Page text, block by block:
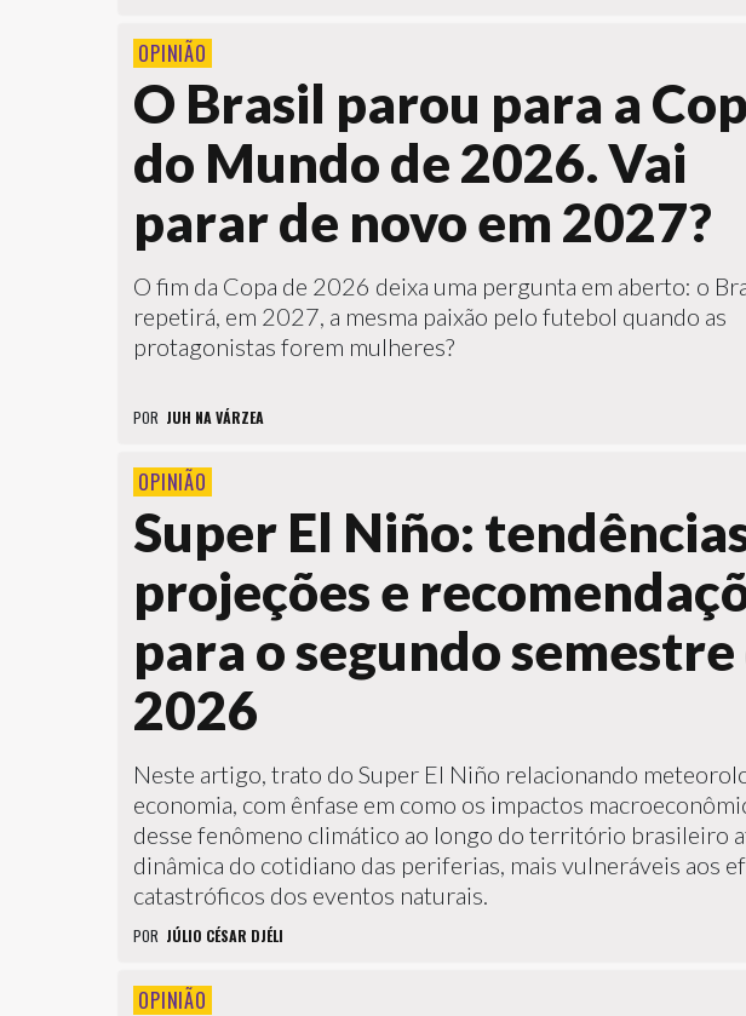
OPINIÃO
O Brasil parou para a
do Mundo de 2026. Vai
parar de novo em 2027?
O fim da Copa de 2026 deixa uma pergunta em aberto: o
repetirá, em 2027, a mesma paixão pelo futebol quando as
protagonistas forem mulheres?
POR JUH NA VÁRZEA
OPINIÃO
Super El Niño:
projeções e
para o segundo semestre
2026
Neste artigo, trato do Super El Niño relacionando
economia, com ênfase em como os impactos
desse fenômeno climático ao longo do território brasileiro
dinâmica do cotidiano das periferias, mais vulneráveis aos
catastróficos dos eventos naturais.
POR JÚLIO CÉSAR DJÉLI
OPINIÃO